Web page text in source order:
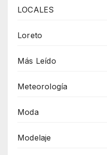
LOCALES
Loreto
Más Leído
Meteorología
Moda
Modelaje